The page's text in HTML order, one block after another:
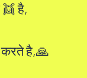
👯 है,
करते है,🙏